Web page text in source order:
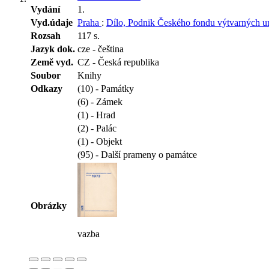
Vydání
1.
Vyd.údaje Praha : Dílo, Podnik Českého fondu výtvarných
Rozsah
117 s.
Jazyk dok. cze - čeština
Země vyd. CZ - Česká republika
Soubor
Knihy
Odkazy
(10) - Památky
(6) - Zámek
(1) - Hrad
(2) - Palác
(1) - Objekt
(95) - Další prameny o památce
Obrázky
vazba